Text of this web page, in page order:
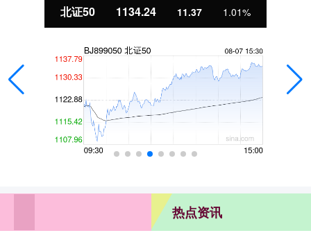
北证50 1134.24 11.37 1.01%
热点资讯